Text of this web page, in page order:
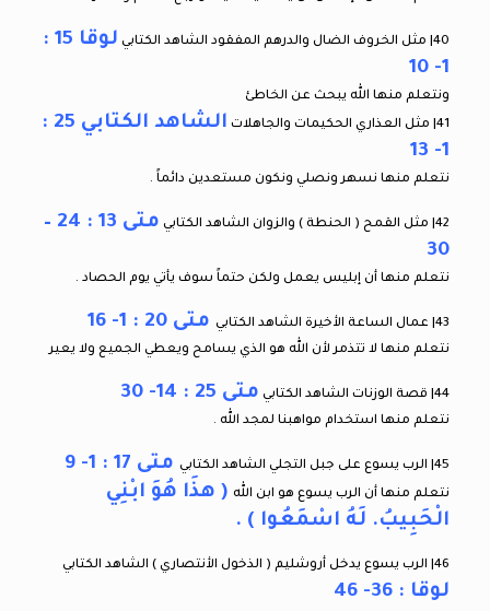
40| مثل الخروف الضال والدرهم المفقود الشاهد الكتابي
لوقا 15 :
1- 10
ونتعلم منها الله يبحث عن الخاطئ
41| مثل العذاري الحكيمات والجاهلات
الشاهد الكتابي 25 :
1- 13
نتعلم منها نسهر ونصلي ونكون مستعدين دائماً .
42| مثل القمح ( الحنطة ) والزوان الشاهد الكتابي
متى 13 : 24 –
30
نتعلم منها أن إبليس يعمل ولكن حتماً سوف يأتي يوم الحصاد .
43| عمال الساعة الأخيرة الشاهد الكتابي متى 20 : 1- 16
نتعلم منها لا تتذمر لأن الله هو الذي يسامح ويعطي الجميع ولا يعير
44| قصة الوزنات الشاهد الكتابي متى 25 : 14- 30
نتعلم منها استخدام مواهبنا لمجد الله .
45| الرب يسوع على جبل التجلي الشاهد الكتابي متى 17 : 1- 9
نتعلم منها أن الرب يسوع هو ابن الله ( هذَا هُوَ ابْنِي
الْحَبِيبُ. لَهُ اسْمَعُوا ) .
46| الرب يسوع يدخل أروشليم ( الذخول الأنتصاري ) الشاهد الكتابي
لوقا : 36- 46